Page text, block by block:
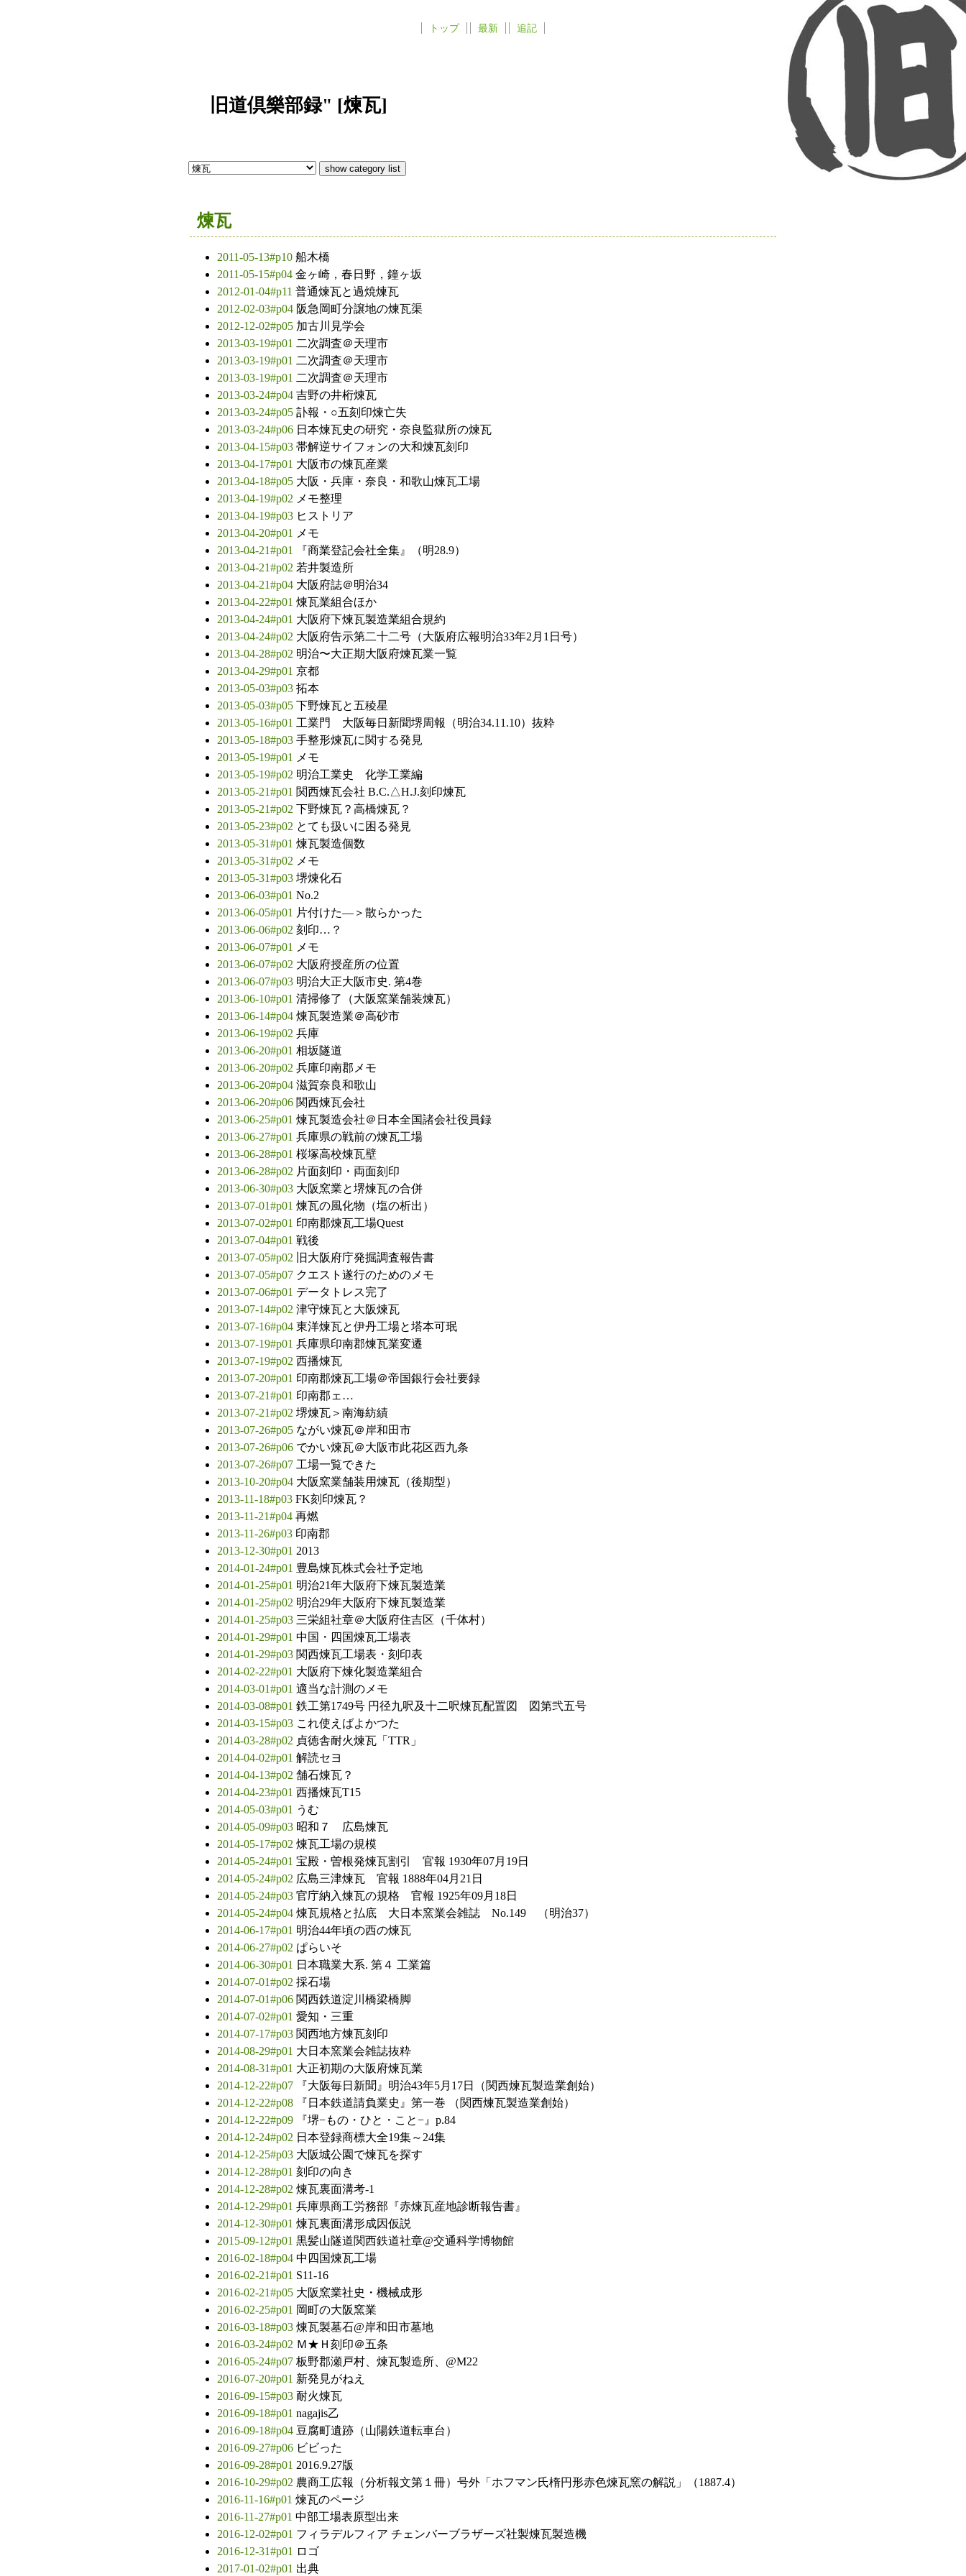
トップ 最新 追記
旧道倶樂部録" [煉瓦]
煉瓦
2011-05-13#p10 船木橋
2011-05-15#p04 金ヶ崎，春日野，鐘ヶ坂
2012-01-04#p11 普通煉瓦と過焼煉瓦
2012-02-03#p04 阪急岡町分譲地の煉瓦渠
2012-12-02#p05 加古川見学会
2013-03-19#p01 二次調査＠天理市
2013-03-19#p01 二次調査＠天理市
2013-03-19#p01 二次調査＠天理市
2013-03-24#p04 吉野の井桁煉瓦
2013-03-24#p05 訃報・○五刻印煉亡失
2013-03-24#p06 日本煉瓦史の研究・奈良監獄所の煉瓦
2013-04-15#p03 帯解逆サイフォンの大和煉瓦刻印
2013-04-17#p01 大阪市の煉瓦産業
2013-04-18#p05 大阪・兵庫・奈良・和歌山煉瓦工場
2013-04-19#p02 メモ整理
2013-04-19#p03 ヒストリア
2013-04-20#p01
メモ
2013-04-21#p01
『商業登記会社全集』（明28.9）
2013-04-21#p02 若井製造所
2013-04-21#p04 大阪府誌＠明治34
2013-04-22#p01 煉瓦業組合ほか
2013-04-24#p01 大阪府下煉瓦製造業組合規約
2013-04-24#p02 大阪府告示第二十二号（大阪府広報明治33年2月1日号）
2013-04-28#p02 明治〜大正期大阪府煉瓦業一覧
2013-04-29#p01 京都
2013-05-03#p03 拓本
2013-05-03#p05 下野煉瓦と五稜星
2013-05-16#p01 工業門 大阪毎日新聞堺周報（明治34.11.10）抜粋
2013-05-18#p03 手整形煉瓦に関する発見
2013-05-19#p01
メモ
2013-05-19#p02 明治工業史 化学工業編
2013-05-21#p01 関西煉瓦会社 B.C.△H.J.刻印煉瓦
2013-05-21#p02 下野煉瓦？高橋煉瓦？
2013-05-23#p02 とても扱いに困る発見
2013-05-31#p01 煉瓦製造個数
2013-05-31#p02 メモ
2013-05-31#p03 堺煉化石
2013-06-03#p01 No.2
2013-06-05#p01 片付けた―＞散らかった
2013-06-06#p02 刻印…？
2013-06-07#p01
メモ
2013-06-07#p02 大阪府授産所の位置
2013-06-07#p03 明治大正大阪市史. 第4巻
2013-06-10#p01 清掃修了（大阪窯業舗装煉瓦）
2013-06-14#p04 煉瓦製造業＠高砂市
2013-06-19#p02 兵庫
2013-06-20#p01 相坂隧道
2013-06-20#p02 兵庫印南郡メモ
2013-06-20#p04 滋賀奈良和歌山
2013-06-20#p06 関西煉瓦会社
2013-06-25#p01 煉瓦製造会社＠日本全国諸会社役員録
2013-06-27#p01 兵庫県の戦前の煉瓦工場
2013-06-28#p01 桜塚高校煉瓦壁
2013-06-28#p02 片面刻印・両面刻印
2013-06-30#p03 大阪窯業と堺煉瓦の合併
2013-07-01#p01 煉瓦の風化物（塩の析出）
2013-07-02#p01 印南郡煉瓦工場Quest
2013-07-04#p01 戦後
2013-07-05#p02
旧大阪府庁発掘調査報告書
2013-07-05#p07 クエスト遂行のためのメモ
2013-07-06#p01 データトレス完了
2013-07-14#p02 津守煉瓦と大阪煉瓦
2013-07-16#p04 東洋煉瓦と伊丹工場と塔本可珉
2013-07-19#p01 兵庫県印南郡煉瓦業変遷
2013-07-19#p02 西播煉瓦
2013-07-20#p01 印南郡煉瓦工場＠帝国銀行会社要録
2013-07-21#p01 印南郡ェ…
2013-07-21#p02 堺煉瓦＞南海紡績
2013-07-26#p05 ながい煉瓦＠岸和田市
2013-07-26#p06 でかい煉瓦＠大阪市此花区西九条
2013-07-26#p07 工場一覧できた
2013-10-20#p04 大阪窯業舗装用煉瓦（後期型）
2013-11-18#p03 FK刻印煉瓦？
2013-11-21#p04 再燃
2013-11-26#p03 印南郡
2013-12-30#p01 2013
2014-01-24#p01 豊島煉瓦株式会社予定地
2014-01-25#p01 明治21年大阪府下煉瓦製造業
2014-01-25#p02 明治29年大阪府下煉瓦製造業
2014-01-25#p03 三栄組社章＠大阪府住吉区（千体村）
2014-01-29#p01 中国・四国煉瓦工場表
2014-01-29#p03 関西煉瓦工場表・刻印表
2014-02-22#p01 大阪府下煉化製造業組合
2014-03-01#p01 適当な計測のメモ
2014-03-08#p01 鉄工第1749号 円径九呎及十二呎煉瓦配置図 図第弐五号
2014-03-15#p03 これ使えばよかつた
2014-03-28#p02 貞徳舎耐火煉瓦「TTR」
2014-04-02#p01 解読セヨ
2014-04-13#p02 舗石煉瓦？
2014-04-23#p01 西播煉瓦T15
2014-05-03#p01 うむ
2014-05-09#p03 昭和７ 広島煉瓦
2014-05-17#p02 煉瓦工場の規模
2014-05-24#p01 宝殿・曽根発煉瓦割引 官報 1930年07月19日
2014-05-24#p02 広島三津煉瓦 官報 1888年04月21日
2014-05-24#p03 官庁納入煉瓦の規格 官報 1925年09月18日
2014-05-24#p04 煉瓦規格と払底 大日本窯業会雑誌 No.149 （明治37）
2014-06-17#p01 明治44年頃の西の煉瓦
2014-06-27#p02 ぱらいそ
2014-06-30#p01 日本職業大系. 第４ 工業篇
2014-07-01#p02 採石場
2014-07-01#p06 関西鉄道淀川橋梁橋脚
2014-07-02#p01 愛知・三重
2014-07-17#p03 関西地方煉瓦刻印
2014-08-29#p01 大日本窯業会雑誌抜粋
2014-08-31#p01 大正初期の大阪府煉瓦業
2014-12-22#p07
『大阪毎日新聞』明治43年5月17日（関西煉瓦製造業創始）
2014-12-22#p08
『日本鉄道請負業史』第一巻 （関西煉瓦製造業創始）
2014-12-22#p09
『堺−もの・ひと・こと−』p.84
2014-12-24#p02 日本登録商標大全19集～24集
2014-12-25#p03 大阪城公園で煉瓦を探す
2014-12-28#p01 刻印の向き
2014-12-28#p02 煉瓦裏面溝考-1
2014-12-29#p01 兵庫県商工労務部『赤煉瓦産地診断報告書』
2014-12-30#p01 煉瓦裏面溝形成因仮説
2015-09-12#p01 黒髪山隧道関西鉄道社章@交通科学博物館
2016-02-18#p04 中四国煉瓦工場
2016-02-21#p01 S11-16
2016-02-21#p05 大阪窯業社史・機械成形
2016-02-25#p01 岡町の大阪窯業
2016-03-18#p03 煉瓦製墓石@岸和田市墓地
2016-03-24#p02 Ｍ★Ｈ刻印＠五条
2016-05-24#p07 板野郡瀬戸村、煉瓦製造所、@M22
2016-07-20#p01 新発見がねえ
2016-09-15#p03 耐火煉瓦
2016-09-18#p01 nagajis乙
2016-09-18#p04 豆腐町遺跡（山陽鉄道転車台）
2016-09-27#p06 ビビった
2016-09-28#p01 2016.9.27版
2016-10-29#p02 農商工広報（分析報文第１冊）号外「ホフマン氏楕円形赤色煉瓦窯の解説」（1887.4）
2016-11-16#p01 煉瓦のページ
2016-11-27#p01 中部工場表原型出来
2016-12-02#p01 フィラデルフィア チェンバーブラザーズ社製煉瓦製造機
2016-12-31#p01 ロゴ
2017-01-02#p01 出典